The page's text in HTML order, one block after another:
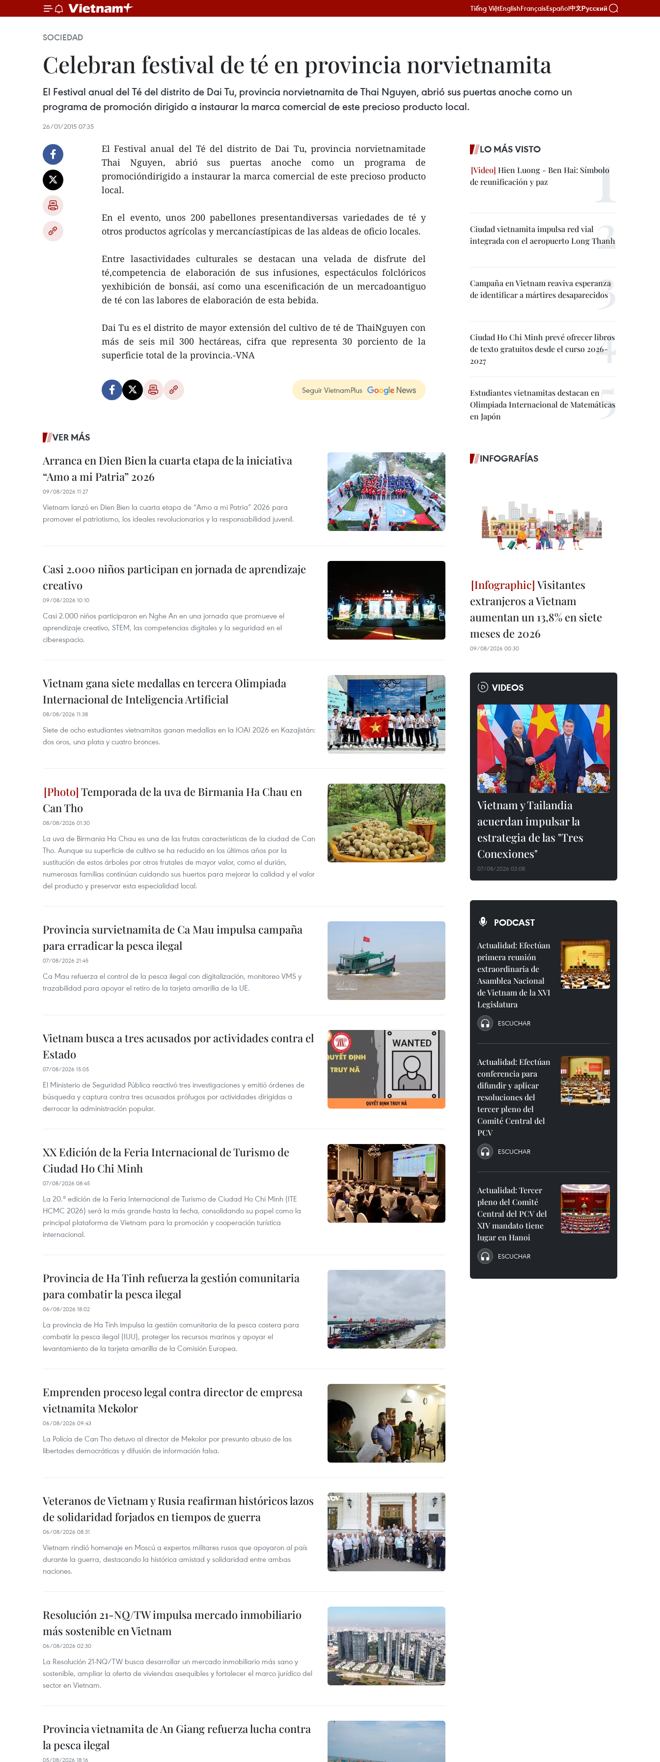
Tiếng ViệtEnglishFrançaisEspañol中文Русский
SOCIEDAD
Celebran festival de té en provincia norvietnamita
El Festival anual del Té del distrito de Dai Tu, provincia norvietnamita de Thai Nguyen, abrió sus puertas anoche como un
programa de promoción dirigido a instaurar la marca comercial de este precioso producto local.
26/01/2015 07:35
El Festival anual del Té del distrito de Dai Tu, provincia norvietnamitade
Thai Nguyen, abrió sus puertas anoche como un programa de
promocióndirigido a instaurar la marca comercial de este precioso producto
local.
En el evento, unos 200 pabellones presentandiversas variedades de té y
otros productos agrícolas y mercancíastípicas de las aldeas de oficio locales.
Entre lasactividades culturales se destacan una velada de disfrute del
té,competencia de elaboración de sus infusiones, espectáculos folclóricos
yexhibición de bonsái, así como una escenificación de un mercadoantiguo
de té con las labores de elaboración de esta bebida.
Dai Tu es el distrito de mayor extensión del cultivo de té de ThaiNguyen con
más de seis mil 300 hectáreas, cifra que representa 30 porciento de la
superficie total de la provincia.-VNA
Seguir VietnamPlus
VER MÁS
Arranca en Dien Bien la cuarta etapa de la iniciativa
“Amo a mi Patria” 2026
09/08/2026 11:27
Vietnam lanzó en Dien Bien la cuarta etapa de “Amo a mi Patria” 2026 para
promover el patriotismo, los ideales revolucionarios y la responsabilidad juvenil.
Casi 2.000 niños participan en jornada de aprendizaje
creativo
09/08/2026 10:10
Casi 2.000 niños participaron en Nghe An en una jornada que promueve el
aprendizaje creativo, STEM, las competencias digitales y la seguridad en el
ciberespacio.
Vietnam gana siete medallas en tercera Olimpiada
Internacional de Inteligencia Artificial
08/08/2026 11:38
Siete de ocho estudiantes vietnamitas ganan medallas en la IOAI 2026 en Kazajistán:
dos oros, una plata y cuatro bronces.
Temporada de la uva de Birmania Ha Chau en
Can Tho
08/08/2026 01:30
La uva de Birmania Ha Chau es una de las frutas características de la ciudad de Can
Tho. Aunque su superficie de cultivo se ha reducido en los últimos años por la
sustitución de estos árboles por otros frutales de mayor valor, como el durián,
numerosas familias continúan cuidando sus huertos para mejorar la calidad y el valor
del producto y preservar esta especialidad local.
Provincia survietnamita de Ca Mau impulsa campaña
para erradicar la pesca ilegal
07/08/2026 21:45
Ca Mau refuerza el control de la pesca ilegal con digitalización, monitoreo VMS y
trazabilidad para apoyar el retiro de la tarjeta amarilla de la UE.
Vietnam busca a tres acusados por actividades contra el
Estado
07/08/2026 15:05
El Ministerio de Seguridad Pública reactivó tres investigaciones y emitió órdenes de
búsqueda y captura contra tres acusados prófugos por actividades dirigidas a
derrocar la administración popular.
XX Edición de la Feria Internacional de Turismo de
Ciudad Ho Chi Minh
07/08/2026 08:45
La 20.ª edición de la Feria Internacional de Turismo de Ciudad Ho Chi Minh (ITE
HCMC 2026) será la más grande hasta la fecha, consolidando su papel como la
principal plataforma de Vietnam para la promoción y cooperación turística
internacional.
Provincia de Ha Tinh refuerza la gestión comunitaria
para combatir la pesca ilegal
06/08/2026 18:02
La provincia de Ha Tinh impulsa la gestión comunitaria de la pesca costera para
combatir la pesca ilegal (IUU), proteger los recursos marinos y apoyar el
levantamiento de la tarjeta amarilla de la Comisión Europea.
Emprenden proceso legal contra director de empresa
vietnamita Mekolor
06/08/2026 09:43
La Policía de Can Tho detuvo al director de Mekolor por presunto abuso de las
libertades democráticas y difusión de información falsa.
Veteranos de Vietnam y Rusia reafirman históricos lazos
de solidaridad forjados en tiempos de guerra
06/08/2026 08:31
Vietnam rindió homenaje en Moscú a expertos militares rusos que apoyaron al país
durante la guerra, destacando la histórica amistad y solidaridad entre ambas
naciones.
Resolución 21-NQ/TW impulsa mercado inmobiliario
más sostenible en Vietnam
06/08/2026 02:30
La Resolución 21-NQ/TW busca desarrollar un mercado inmobiliario más sano y
sostenible, ampliar la oferta de viviendas asequibles y fortalecer el marco jurídico del
sector en Vietnam.
Provincia vietnamita de An Giang refuerza lucha contra
la pesca ilegal
05/08/2026 18:16
LO MÁS VISTO
Hien Luong - Ben Hai: Símbolo
de reunificación y paz
Ciudad vietnamita impulsa red vial
integrada con el aeropuerto Long Thanh
Campaña en Vietnam reaviva esperanza
de identificar a mártires desaparecidos
Ciudad Ho Chi Minh prevé ofrecer libros
de texto gratuitos desde el curso 2026-
2027
Estudiantes vietnamitas destacan en
Olimpiada Internacional de Matemáticas
en Japón
INFOGRAFÍAS
Visitantes
extranjeros a Vietnam
aumentan un 13,8% en siete
meses de 2026
09/08/2026 00:30
VIDEOS
Vietnam y Tailandia
acuerdan impulsar la
estrategia de las "Tres
Conexiones"
07/08/2026 03:08
PODCAST
Actualidad: Efectúan
primera reunión
extraordinaria de
Asamblea Nacional
de Vietnam de la XVI
Legislatura
ESCUCHAR
Actualidad: Efectúan
conferencia para
difundir y aplicar
resoluciones del
tercer pleno del
Comité Central del
PCV
ESCUCHAR
Actualidad: Tercer
pleno del Comité
Central del PCV del
XIV mandato tiene
lugar en Hanoi
ESCUCHAR